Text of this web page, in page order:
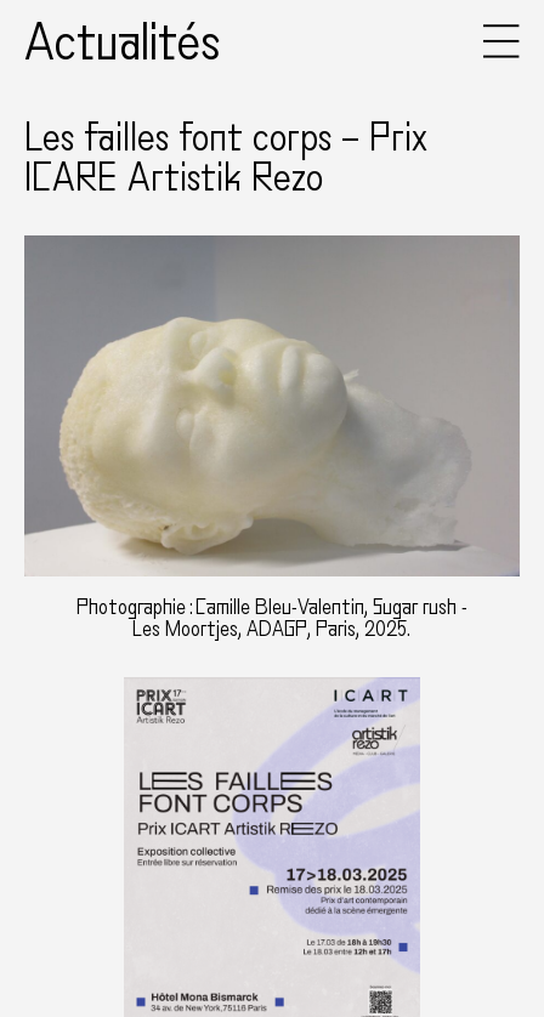
Actualités
Les failles font corps – Prix
ICARE Artistik Rezo
Photographie : Camille Bleu-Valentin, Sugar rush -
Les Moortjes, ADAGP, Paris, 2025.